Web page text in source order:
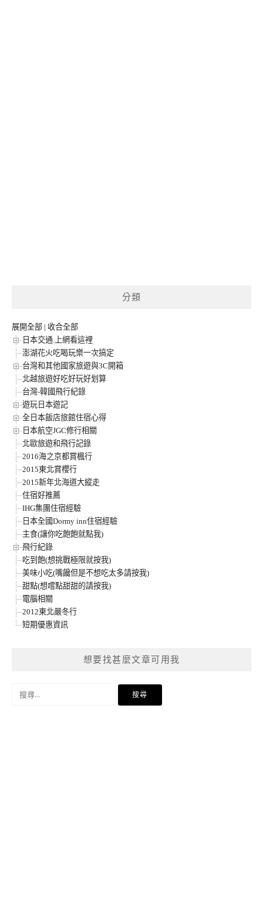
分類
展開全部 | 收合全部
日本交通.上網看這裡
澎湖花火吃喝玩樂一次搞定
台灣和其他國家旅遊與3C開箱
北越旅遊好吃好玩好划算
台灣-韓國飛行紀錄
遊玩日本遊記
全日本飯店旅館住宿心得
日本航空JGC修行相關
北歐旅遊和飛行記錄
2016海之京都賞楓行
2015東北賞櫻行
2015新年北海道大縱走
住宿好推薦
IHG集團住宿經驗
日本全國Dormy inn住宿經驗
主食(讓你吃飽飽就點我)
飛行紀錄
吃到飽(想挑戰極限就按我)
美味小吃(嘴饞但是不想吃太多請按我)
甜點(想嚐點甜甜的請按我)
電腦相關
2012東北嚴冬行
短期優惠資訊
想要找甚麼文章可用我